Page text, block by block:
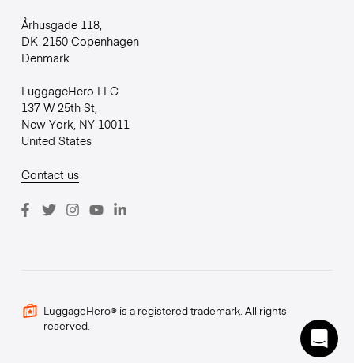
Århusgade 118,
DK-2150 Copenhagen
Denmark
LuggageHero LLC
137 W 25th St,
New York, NY 10011
United States
Contact us
LuggageHero® is a registered trademark. All rights
reserved.